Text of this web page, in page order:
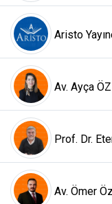
Aristo
Av. Ayça
Prof. Dr.
Av. Ömer